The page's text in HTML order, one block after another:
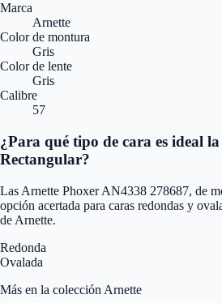
Marca
Arnette
Color de montura
Gris
Color de lente
Gris
Calibre
57
¿Para qué tipo de cara es ideal
Rectangular?
Las Arnette Phoxer AN4338 278687, de
opción acertada para caras redondas y
de Arnette.
Redonda
Ovalada
Más en la colección Arnette